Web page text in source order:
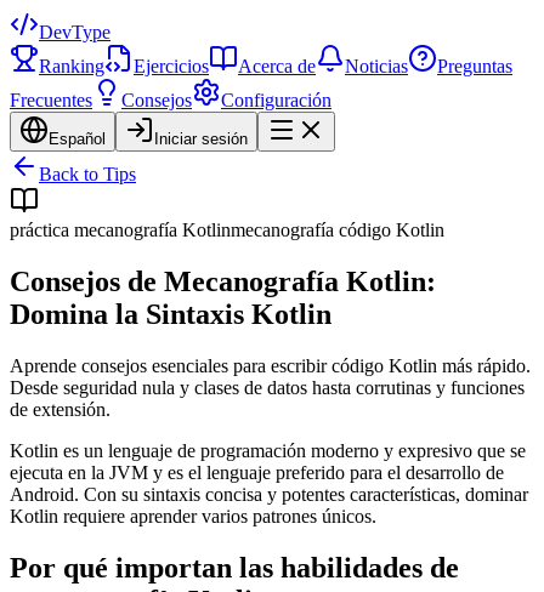
DevType
Ranking
Ejercicios Acerca de Noticias
Preguntas
Frecuentes
Consejos Configuración
Español Iniciar sesión
Back to Tips
práctica mecanografía Kotlinmecanografía código Kotlin
Consejos de Mecanografía Kotlin:
Domina la Sintaxis Kotlin
Aprende consejos esenciales para escribir código Kotlin más rápido.
Desde seguridad nula y clases de datos hasta corrutinas y funciones
de extensión.
Kotlin es un lenguaje de programación moderno y expresivo que se
ejecuta en la JVM y es el lenguaje preferido para el desarrollo de
Android. Con su sintaxis concisa y potentes características, dominar
Kotlin requiere aprender varios patrones únicos.
Por qué importan las habilidades de